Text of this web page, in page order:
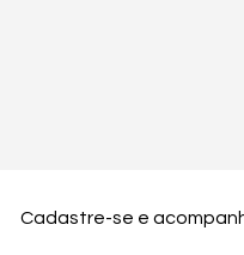
Cadastre-se e